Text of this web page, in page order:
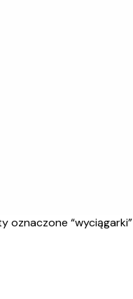
oznaczone “wyciągarki”